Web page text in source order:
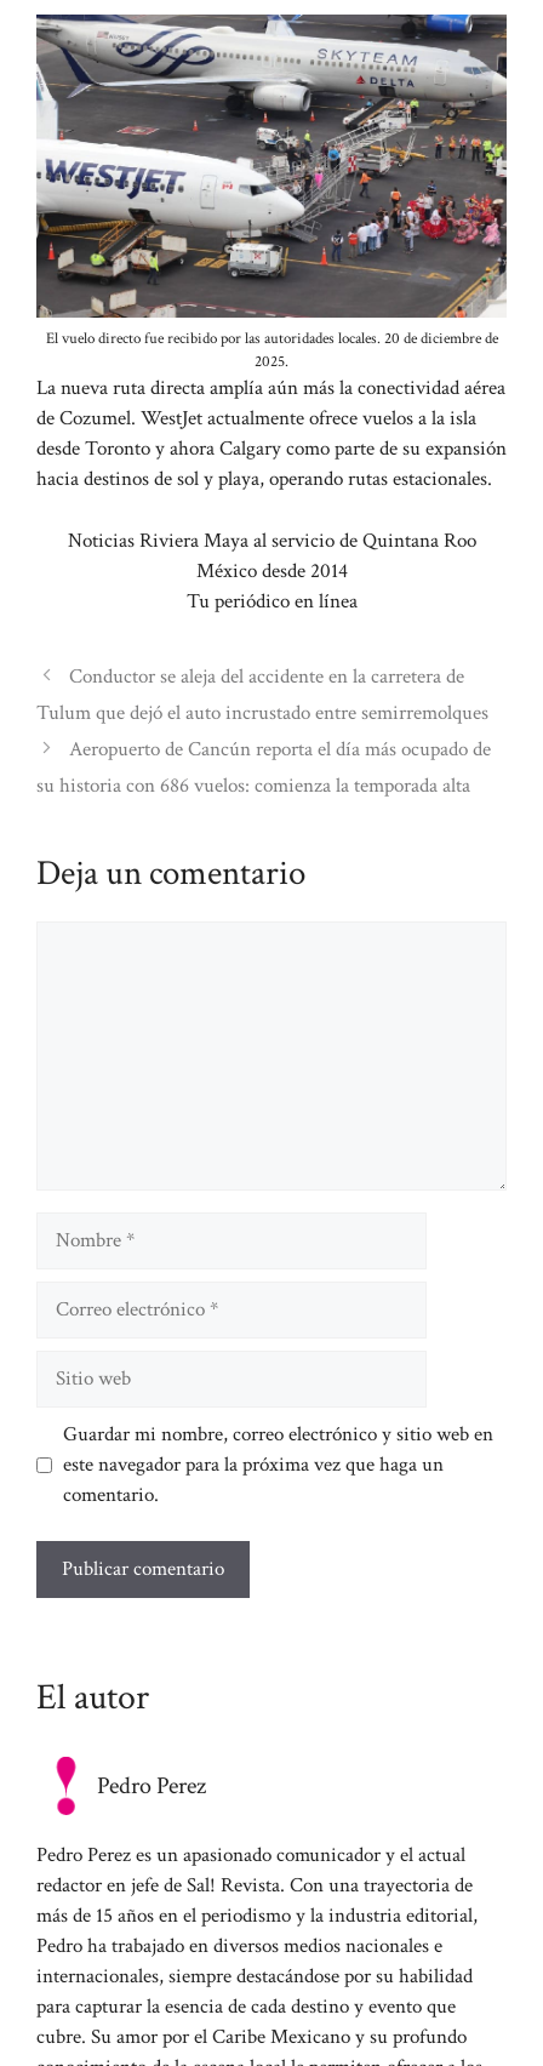
El vuelo directo fue recibido por las autoridades locales. 20 de diciembre de
2025.
La nueva ruta directa amplía aún más la conectividad aérea
de Cozumel. WestJet actualmente ofrece vuelos a la isla
desde Toronto y ahora Calgary como parte de su expansión
hacia destinos de sol y playa, operando rutas estacionales.
Noticias Riviera Maya al servicio de Quintana Roo
México desde 2014
Tu periódico en línea
Conductor se aleja del accidente en la carretera de
Tulum que dejó el auto incrustado entre semirremolques
Aeropuerto de Cancún reporta el día más ocupado de
su historia con 686 vuelos: comienza la temporada alta
Deja un comentario
Nombre
Guardar mi nombre, correo electrónico y sitio web en
este navegador para la próxima vez que haga un
comentario.
El autor
Pedro Perez
Pedro Perez es un apasionado comunicador y el actual
redactor en jefe de Sal! Revista. Con una trayectoria de
más de 15 años en el periodismo y la industria editorial,
Pedro ha trabajado en diversos medios nacionales e
internacionales, siempre destacándose por su habilidad
para capturar la esencia de cada destino y evento que
cubre. Su amor por el Caribe Mexicano y su profundo